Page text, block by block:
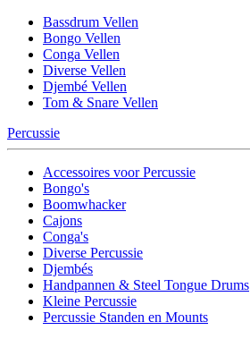
Bassdrum Vellen
Bongo Vellen
Conga Vellen
Diverse Vellen
Djembé Vellen
Tom & Snare Vellen
Percussie
Accessoires voor Percussie
Bongo's
Boomwhacker
Cajons
Conga's
Diverse Percussie
Djembés
Handpannen & Steel Tongue Drums
Kleine Percussie
Percussie Standen en Mounts